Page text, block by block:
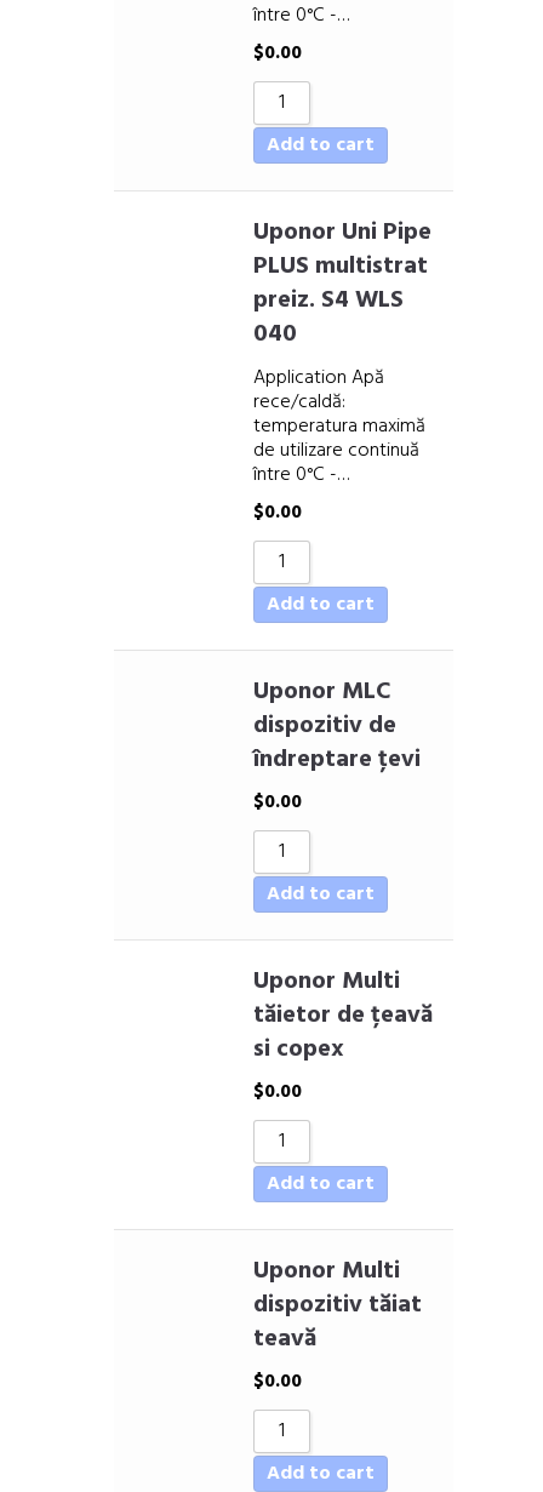
între 0°C -…
$0.00
Add to cart
Uponor Uni Pipe
PLUS multistrat
preiz. S4 WLS
040
Application Apă
rece/caldă:
temperatura maximă
de utilizare continuă
între 0°C -…
$0.00
Add to cart
Uponor MLC
dispozitiv de
îndreptare ţevi
$0.00
Add to cart
Uponor Multi
tăietor de țeavă
si copex
$0.00
Add to cart
Uponor Multi
dispozitiv tăiat
teavă
$0.00
Add to cart